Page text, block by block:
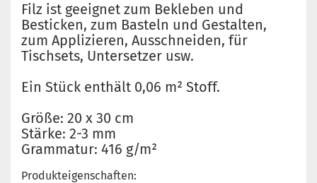
Filz ist geeignet zum Bekleben und
Besticken, zum Basteln und Gestalten,
zum Applizieren, Ausschneiden, für
Tischsets, Untersetzer usw.
Ein Stück enthält 0,06 m² Stoff.
Größe: 20 x 30 cm
Stärke: 2-3 mm
Grammatur: 416 g/m²
Produkteigenschaften: